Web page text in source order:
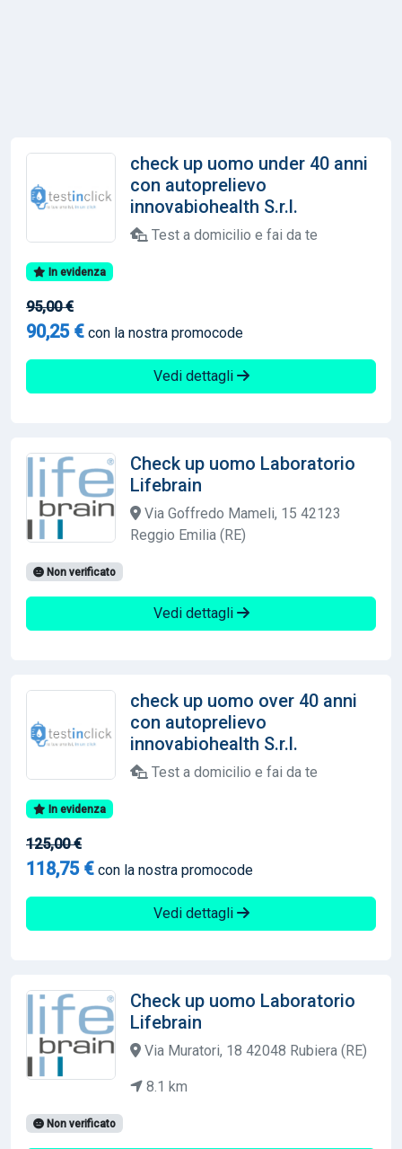
check up uomo under 40 anni
con autoprelievo
innovabiohealth S.r.l.
Test a domicilio e fai da te
In evidenza
95,00 €
90,25 € con la nostra promocode
Vedi dettagli
Check up uomo Laboratorio
Lifebrain
Via Goffredo Mameli, 15 42123
Reggio Emilia (RE)
Non verificato
Vedi dettagli
check up uomo over 40 anni
con autoprelievo
innovabiohealth S.r.l.
Test a domicilio e fai da te
In evidenza
125,00 €
118,75 € con la nostra promocode
Vedi dettagli
Check up uomo Laboratorio
Lifebrain
Via Muratori, 18 42048 Rubiera (RE)
8.1 km
Non verificato